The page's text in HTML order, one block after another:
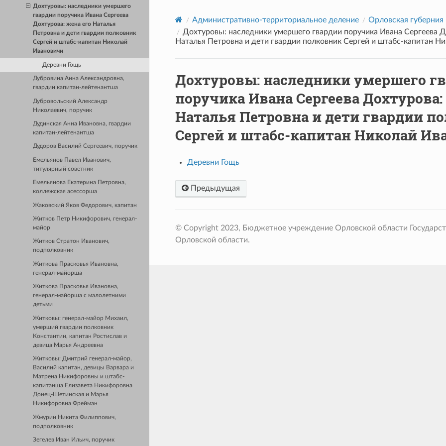
Дохтуровы: наследники умершего
гвардии поручика Ивана Сергеева
Дохтурова: жена его Наталья
Петровна и дети гвардии полковник
Сергей и штабс-капитан Николай
Ивановичи
Деревни Гощь
Дубровина Анна Александровна,
гвардии капитан-лейтенантша
Дубровольский Александр
Николаевич, поручик
Дудинская Анна Ивановна, гвардии
капитан-лейтенантша
Дудоров Василий Сергеевич, поручик
Емельянов Павел Иванович,
титулярный советник
Емельянова Екатерина Петровна,
коллежская асессорша
Жаковский Яков Федорович, капитан
Житков Петр Никифорович, генерал-
майор
Житков Стратон Иванович,
подполковник
Житкова Прасковья Ивановна,
генерал-майорша
Житкова Прасковья Ивановна,
генерал-майорша с малолетними
детьми
Житковы: генерал-майор Михаил,
умерший гвардии полковник
Константин, капитан Ростислав и
девица Марья Андреевна
Житковы: Дмитрий генерал-майор,
Василий капитан, девицы Варвара и
Матрена Никифоровны и штабс-
капитанша Елизавета Никифоровна
Донец-Шетинская и Марья
Никифоровна Фрейман
Жмурин Никита Филиппович,
подполковник
Зегелев Иван Ильич, поручик
Административно-территориальное деление
Орловская губерния
Дохтуровы: наследники умершего гвардии поручика Ивана Сергеева
Наталья Петровна и дети гвардии полковник Сергей и штабс-капитан
Дохтуровы: наследники умершего
поручика Ивана Сергеева
Наталья Петровна и дети гвардии
Сергей и штабс-капитан Николай
Деревни Гощь
Предыдущая
© Copyright 2023, Бюджетное учреждение Орловской области
Орловской области.